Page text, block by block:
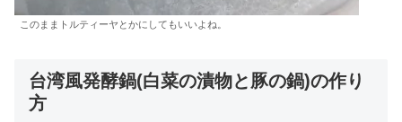
このままトルティーヤとかにしてもいいよね。
台湾風発酵鍋(白菜の漬物と豚の鍋)の作り
方